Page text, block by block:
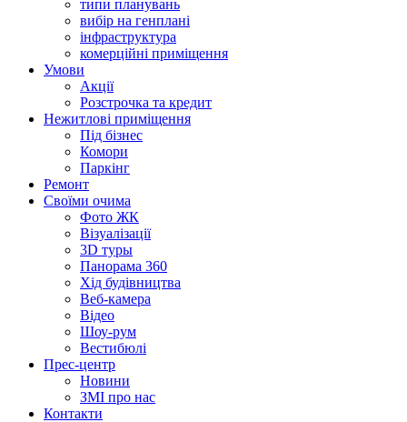
типи планувань
вибір на генплані
інфраструктура
комерційні приміщення
Умови
Акції
Розстрочка та кредит
Нежитлові приміщення
Під бізнес
Комори
Паркінг
Ремонт
Своїми очима
Фото ЖК
Візуалізації
3D туры
Панорама 360
Хід будівництва
Веб-камера
Відео
Шоу-рум
Вестибюлі
Прес-центр
Новини
ЗМІ про нас
Контакти